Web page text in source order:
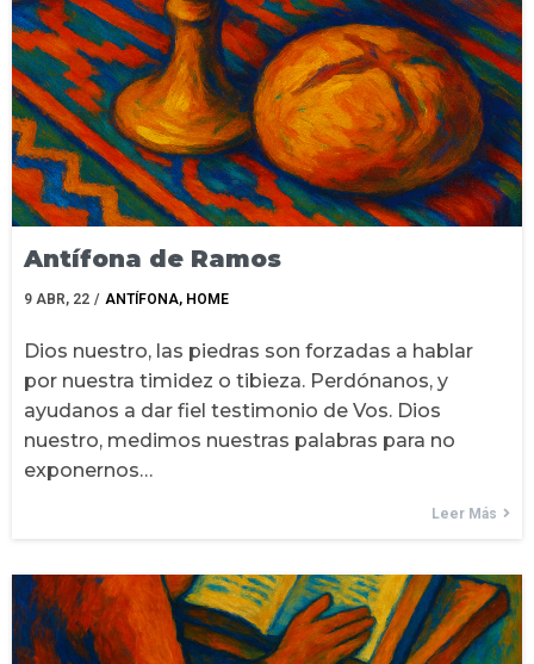
Antífona de Ramos
9 ABR, 22 / ANTÍFONA HOME
Dios nuestro, las piedras son forzadas a hablar
por nuestra timidez o tibieza. Perdónanos, y
ayudanos a dar fiel testimonio de Vos. Dios
nuestro, medimos nuestras palabras para no
exponernos…
Leer Más